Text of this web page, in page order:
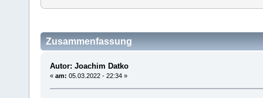
Zusammenfassung
Autor: Joachim Datko
« am: 05.03.2022 - 22:34 »